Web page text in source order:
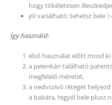
hogy tökéletesen
jól variálható: tehetsz bele
Így használd:
első használat előtt mosd ki
a pelenkán található
megfelelő méretet,
a nedvszívó réteget
a babára, tegyél bele plusz